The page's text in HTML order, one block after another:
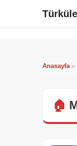
Anasayfa»
🏠